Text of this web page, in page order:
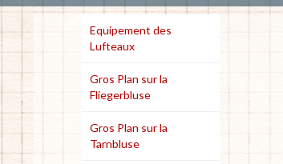
Equipement des
Lufteaux
Gros Plan sur la
Fliegerbluse
Gros Plan sur la
Tarnbluse